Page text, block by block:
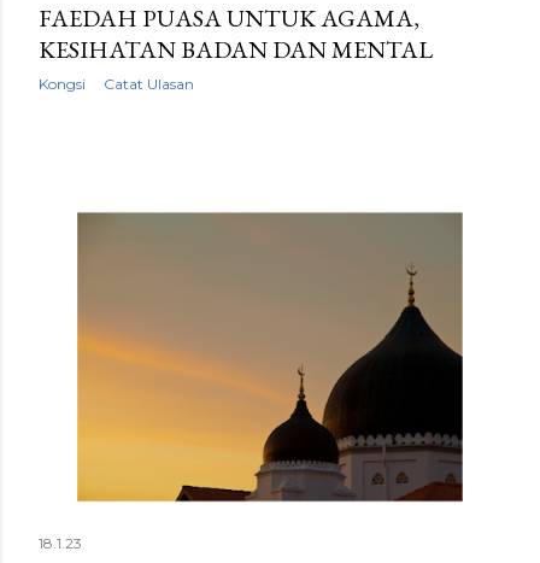
FAEDAH PUASA UNTUK AGAMA,
KESIHATAN BADAN DAN MENTAL
Kongsi Catat Ulasan
18.1.23